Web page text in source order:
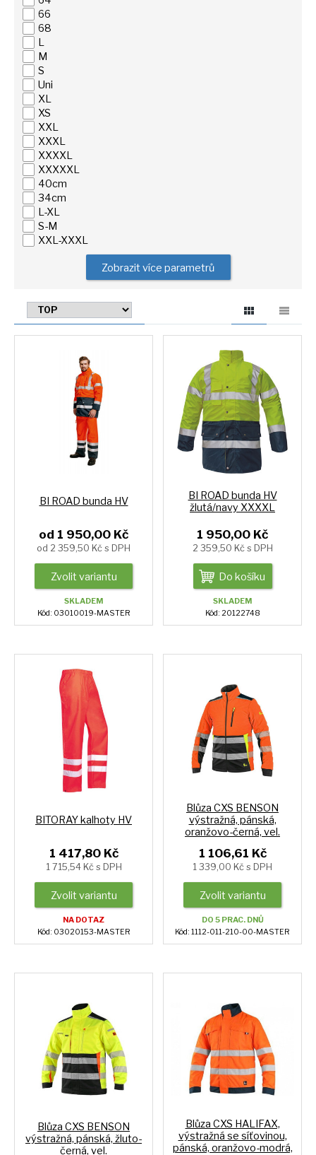
66
68
L
M
S
Uni
XL
XS
XXL
XXXL
XXXXL
XXXXXL
40cm
34cm
L-XL
S-M
XXL-XXXL
Zobrazit více parametrů
BI ROAD bunda HV
od 1 950,00 Kč
od 2 359,50 Kč s DPH
Zvolit variantu
SKLADEM
Kód: 03010019-MASTER
BI ROAD bunda HV
žlutá/navy XXXXL
1 950,00 Kč
2 359,50 Kč s DPH
Do košíku
SKLADEM
Kód: 20122748
BITORAY kalhoty HV
1 417,80 Kč
1 715,54 Kč s DPH
Zvolit variantu
NA DOTAZ
Kód: 03020153-MASTER
Blůza CXS BENSON
výstražná, pánská,
oranžovo-černá, vel.
1 106,61 Kč
1 339,00 Kč s DPH
Zvolit variantu
DO 5 PRAC. DNŮ
Kód: 1112-011-210-00-MASTER
Blůza CXS BENSON
výstražná, pánská, žluto-
černá, vel.
Blůza CXS HALIFAX,
výstražná se síťovinou,
pánská, oranžovo-modrá,